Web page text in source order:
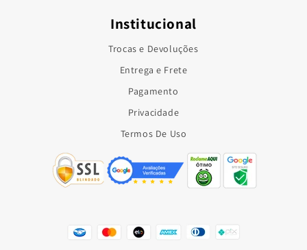
Institucional
Trocas e Devoluções
Entrega e Frete
Pagamento
Privacidade
Termos De Uso